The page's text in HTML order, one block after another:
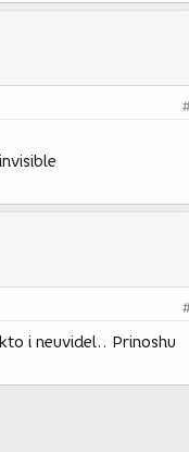
i neuvidel.. Prinoshu